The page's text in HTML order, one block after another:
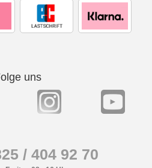
uns
/ 404 92 70